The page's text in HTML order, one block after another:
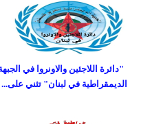
"دائرة اللاجئين والاونروا في
الديمقراطية في لبنان" تثني على...